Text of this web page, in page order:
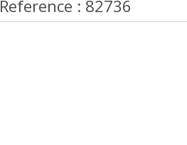
Reference : 82736